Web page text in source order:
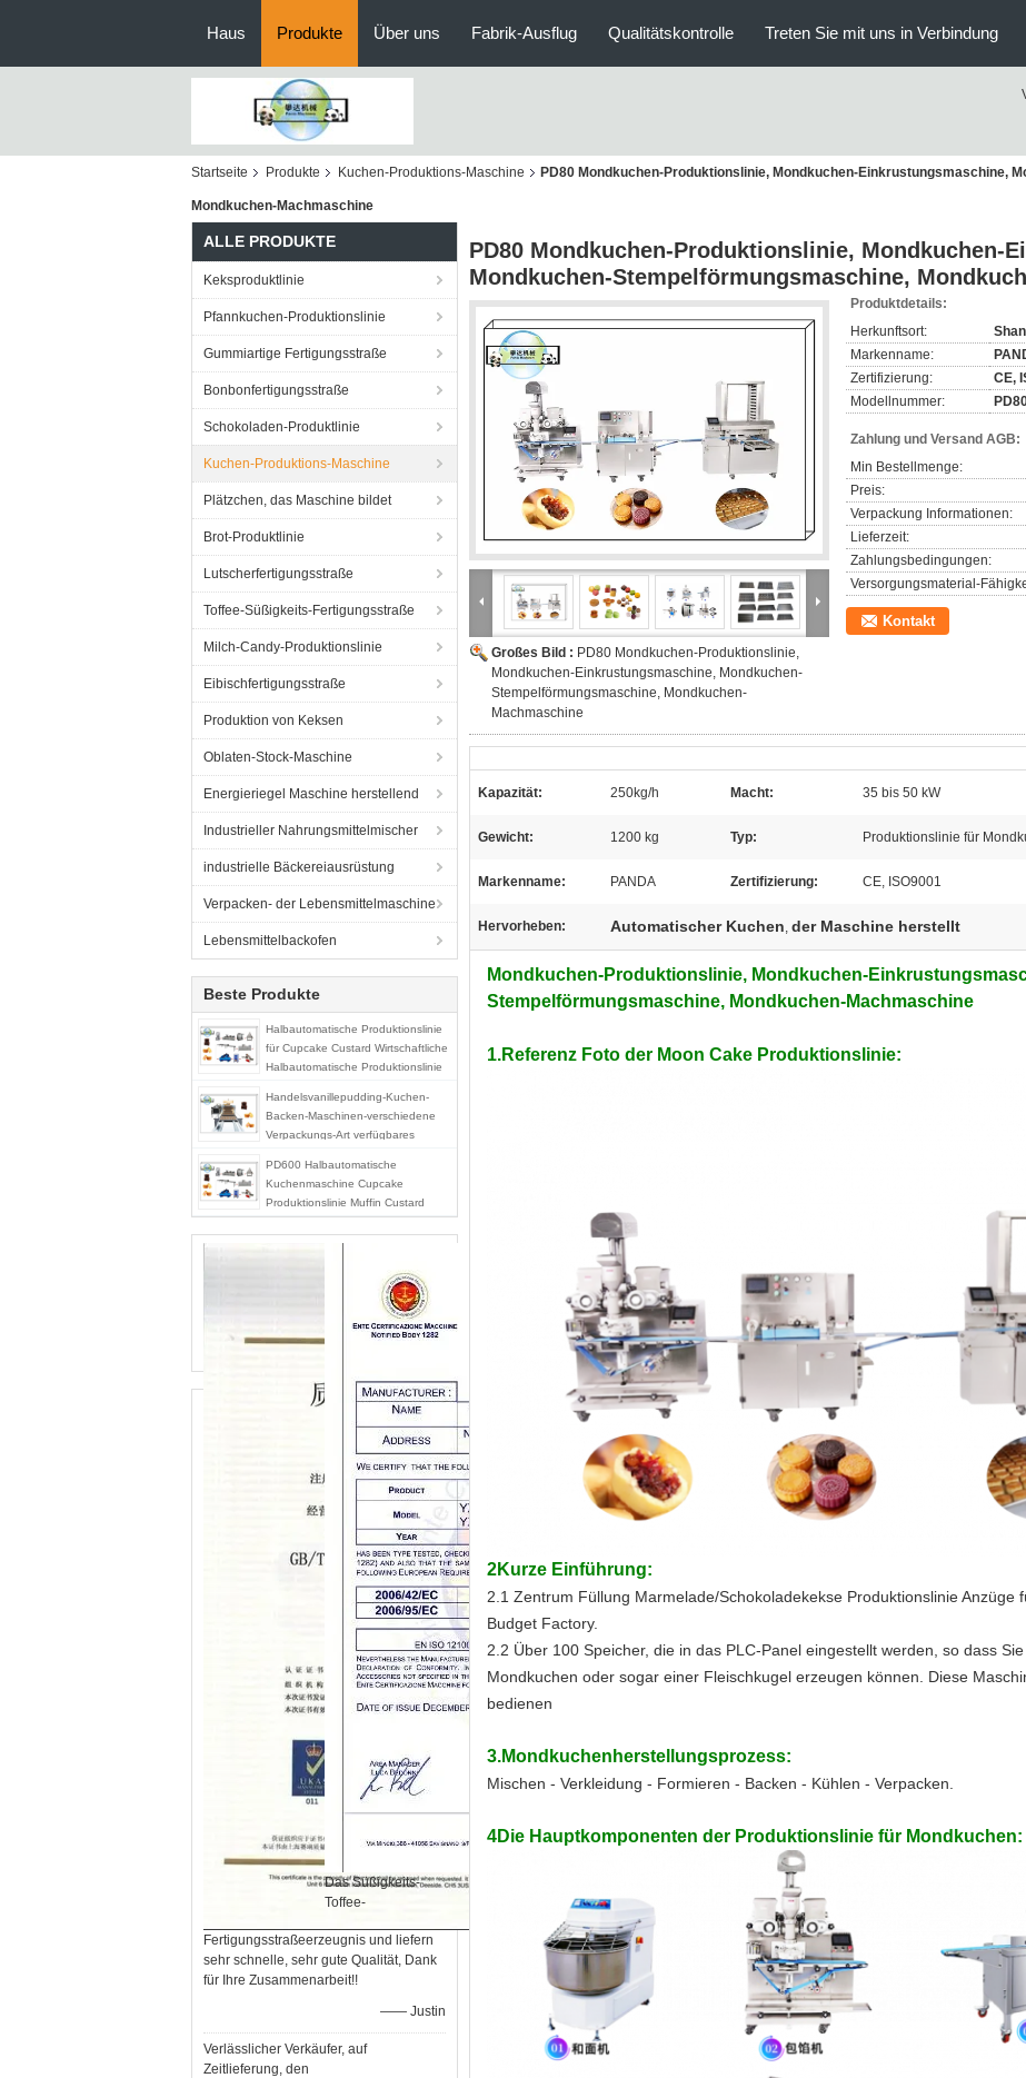
Haus Produkte Über uns Fabrik-Ausflug Qualitätskontrolle Treten Sie mit uns in Verbindung
Startseite Produkte Kuchen-Produktions-Maschine PD80 Mondkuchen-Produktionslinie, Mondkuchen-Einkrustungsmaschine,
Mondkuchen-Machmaschine
ALLE PRODUKTE
Keksproduktlinie
Pfannkuchen-Produktionslinie
Gummiartige Fertigungsstraße
Bonbonfertigungsstraße
Schokoladen-Produktlinie
Kuchen-Produktions-Maschine
Plätzchen, das Maschine bildet
Brot-Produktlinie
Lutscherfertigungsstraße
Toffee-Süßigkeits-Fertigungsstraße
Milch-Candy-Produktionslinie
Eibischfertigungsstraße
Produktion von Keksen
Oblaten-Stock-Maschine
Energieriegel Maschine herstellend
Industrieller Nahrungsmittelmischer
industrielle Bäckereiausrüstung
Verpacken- der Lebensmittelmaschine
Lebensmittelbackofen
Beste Produkte
Halbautomatische Produktionslinie
für Cupcake Custard Wirtschaftliche
Halbautomatische Produktionslinie
Maschine
Handelsvanillepudding-Kuchen-
Backen-Maschinen-verschiedene
Verpackungs-Art verfügbares
PD600 Halbautomatische
Kuchenmaschine Cupcake
Produktionslinie Muffin Custard
Kuchenherstellungsanlage
Das Süßigkeits-
Toffee-
Fertigungsstraßeerzeugnis und liefern
sehr schnelle, sehr gute Qualität, Dank
für Ihre Zusammenarbeit!!
—— Justin
Verlässlicher Verkäufer, auf
Zeitlieferung, den
PD80 Mondkuchen-Produktionslinie, Mondkuchen-
Mondkuchen-Stempelförmungsmaschine,
Großes Bild : PD80 Mondkuchen-Produktionslinie,
Mondkuchen-Einkrustungsmaschine, Mondkuchen-
Stempelförmungsmaschine, Mondkuchen-
Machmaschine
Produktdetails:
Herkunftsort:
Markenname:
Zertifizierung:
CE,
Modellnummer:
Zahlung und Versand AGB:
Min Bestellmenge:
Preis:
Verpackung Informationen:
Lieferzeit:
Zahlungsbedingungen:
Versorgungsmaterial-
Kontakt
Kapazität: 250kg/h Macht: 35 bis 50 kW
Gewicht: 1200 kg Typ: Produktionslinie für
Markenname: PANDA Zertifizierung: CE, ISO9001
Hervorheben: Automatischer Kuchen, der Maschine herstellt
Mondkuchen-Produktionslinie, Mondkuchen-
Stempelförmungsmaschine, Mondkuchen-Machmaschine
1.Referenz Foto der Moon Cake Produktionslinie:
2Kurze Einführung:
2.1 Zentrum Füllung Marmelade/Schokoladekekse Produktionslinie Anzüge
Budget Factory.
2.2 Über 100 Speicher, die in das PLC-Panel eingestellt werden, so dass
Mondkuchen oder sogar einer Fleischkugel erzeugen können. Diese
bedienen
3.Mondkuchenherstellungsprozess:
Mischen - Verkleidung - Formieren - Backen - Kühlen - Verpacken.
4Die Hauptkomponenten der Produktionslinie für Mondkuchen: